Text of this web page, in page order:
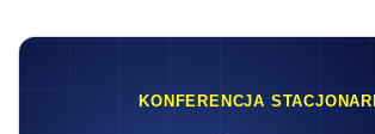
KONFERENCJA